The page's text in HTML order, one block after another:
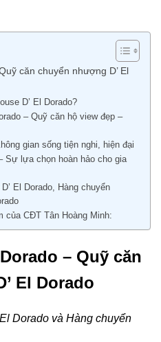
căn chuyển nhượng D’ El
D’ El Dorado?
– Quỹ căn hộ view đẹp –
gian sống tiện nghi, hiện đại
Sự lựa chọn hoàn hảo cho gia
El Dorado, Hàng chuyển
của CĐT Tân Hoàng Minh:
– Quỹ căn
El Dorado
Dorado và Hàng chuyển